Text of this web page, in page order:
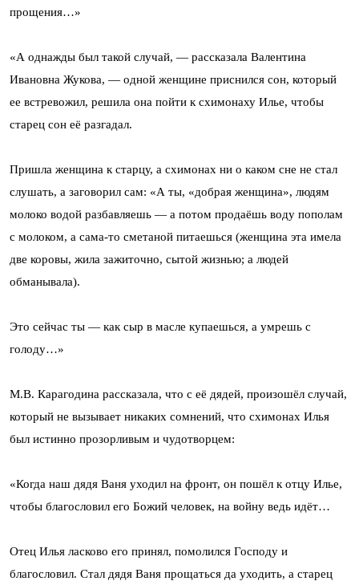
прощения…»
«А однажды был такой случай, — рассказала Валентина
Ивановна Жукова, — одной женщине приснился сон, который
ее встревожил, решила она пойти к схимонаху Илье, чтобы
старец сон её разгадал.
Пришла женщина к старцу, а схимонах ни о каком сне не стал
слушать, а заговорил сам: «А ты, «добрая женщина», людям
молоко водой разбавляешь — а потом продаёшь воду пополам
с молоком, а сама-то сметаной питаешься (женщина эта имела
две коровы, жила зажиточно, сытой жизнью; а людей
обманывала).
Это сейчас ты — как сыр в масле купаешься, а умрешь с
голоду…»
М.В. Карагодина рассказала, что с её дядей, произошёл случай,
который не вызывает никаких сомнений, что схимонах Илья
был истинно прозорливым и чудотворцем:
«Когда наш дядя Ваня уходил на фронт, он пошёл к отцу Илье,
чтобы благословил его Божий человек, на войну ведь идёт…
Отец Илья ласково его принял, помолился Господу и
благословил. Стал дядя Ваня прощаться да уходить, а старец